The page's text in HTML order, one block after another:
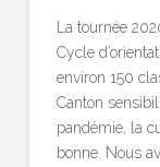
La tournée
Cycle
environ 150
Canton
pandémie, la
bonne. Nous